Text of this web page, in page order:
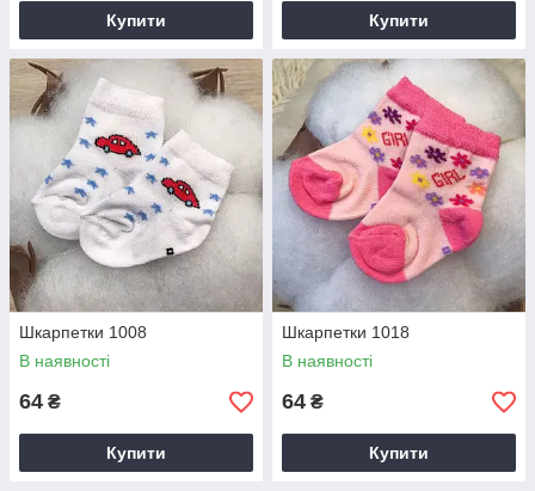
Купити Купити
Шкарпетки 1008
В наявності
64 ₴
Купити
Шкарпетки 1018
В наявності
64 ₴
Купити